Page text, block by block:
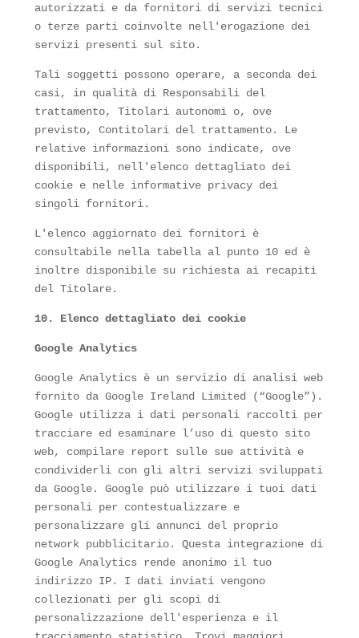
autorizzati e da fornitori di servizi tecnici
o terze parti coinvolte nell'erogazione dei
servizi presenti sul sito.
Tali soggetti possono operare, a seconda dei
casi, in qualità di Responsabili del
trattamento, Titolari autonomi o, ove
previsto, Contitolari del trattamento. Le
relative informazioni sono indicate, ove
disponibili, nell'elenco dettagliato dei
cookie e nelle informative privacy dei
singoli fornitori.
L'elenco aggiornato dei fornitori è
consultabile nella tabella al punto 10 ed è
inoltre disponibile su richiesta ai recapiti
del Titolare.
10. Elenco dettagliato dei cookie
Google Analytics
Google Analytics è un servizio di analisi web
fornito da Google Ireland Limited (“Google”).
Google utilizza i dati personali raccolti per
tracciare ed esaminare l’uso di questo sito
web, compilare report sulle sue attività e
condividerli con gli altri servizi sviluppati
da Google. Google può utilizzare i tuoi dati
personali per contestualizzare e
personalizzare gli annunci del proprio
network pubblicitario. Questa integrazione di
Google Analytics rende anonimo il tuo
indirizzo IP. I dati inviati vengono
collezionati per gli scopi di
personalizzazione dell'esperienza e il